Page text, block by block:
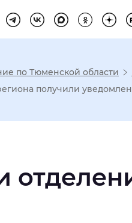
режима
С засечками
по Тюменской области
получили